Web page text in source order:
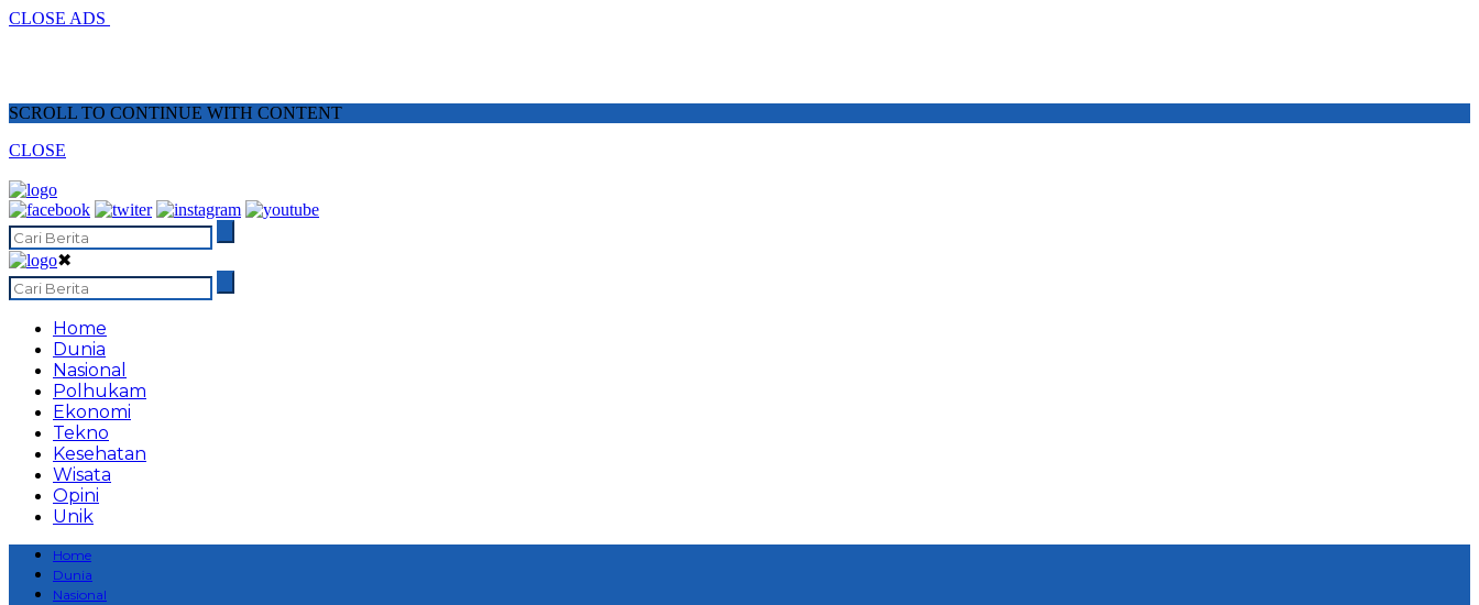
CLOSE ADS
SCROLL TO CONTINUE WITH CONTENT
CLOSE
✖
Home
Dunia
Nasional
Polhukam
Ekonomi
Tekno
Kesehatan
Wisata
Opini
Unik
Home
Dunia
Nasional